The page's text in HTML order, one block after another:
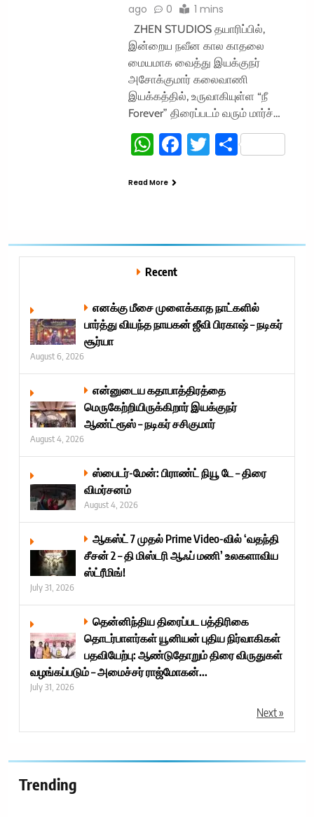
ago
0 1 mins
ZHEN STUDIOS தயாரிப்பில்,
இன்றைய நவீன கால காதலை
மையமாக வைத்து இயக்குநர்
அசோக்குமார் கலைவாணி
இயக்கத்தில், உருவாகியுள்ள “நீ
Forever” திரைப்படம் வரும் மார்ச்…
WhatsApp
Facebook
TwitterShare
Read More
Recent
எனக்கு மீசை முளைக்காத நாட்களில்
பார்த்து வியந்த நாயகன் ஜீவி பிரகாஷ் – நடிகர்
சூர்யா
August 6, 2026
என்னுடைய கதாபாத்திரத்தை
மெருகேற்றியிருக்கிறார் இயக்குநர்
ஆண்ட்ரூஸ் – நடிகர் சசிகுமார்
August 4, 2026
ஸ்பைடர்-மேன்: பிராண்ட் நியூ டே – திரை
விமர்சனம்
August 4, 2026
ஆகஸ்ட் 7 முதல் Prime Video-வில் ‘வதந்தி
சீசன் 2 – தி மிஸ்டரி ஆஃப் மணி’ உலகளாவிய
ஸ்ட்ரீமிங்!
July 31, 2026
தென்னிந்திய திரைப்பட பத்திரிகை
தொடர்பாளர்கள் யூனியன் புதிய நிர்வாகிகள்
பதவியேற்பு: ஆண்டுதோறும் திரை விருதுகள்
வழங்கப்படும் – அமைச்சர் ராஜ்மோகன்...
July 31, 2026
Next »
Trending